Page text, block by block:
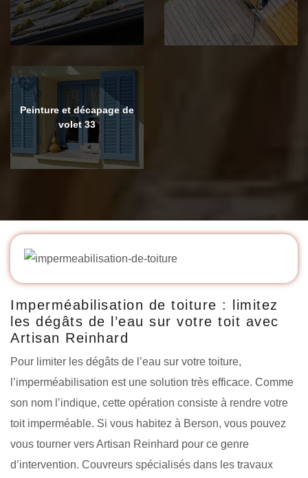
Peinture et décapage de
volet 33
Imperméabilisation de toiture : limitez
les dégâts de l’eau sur votre toit avec
Artisan Reinhard
Pour limiter les dégâts de l’eau sur votre toiture,
l’imperméabilisation est une solution très efficace. Comme
son nom l’indique, cette opération consiste à rendre votre
toit imperméable. Si vous habitez à Berson, vous pouvez
vous tourner vers Artisan Reinhard pour ce genre
d’intervention. Couvreurs spécialisés dans les travaux